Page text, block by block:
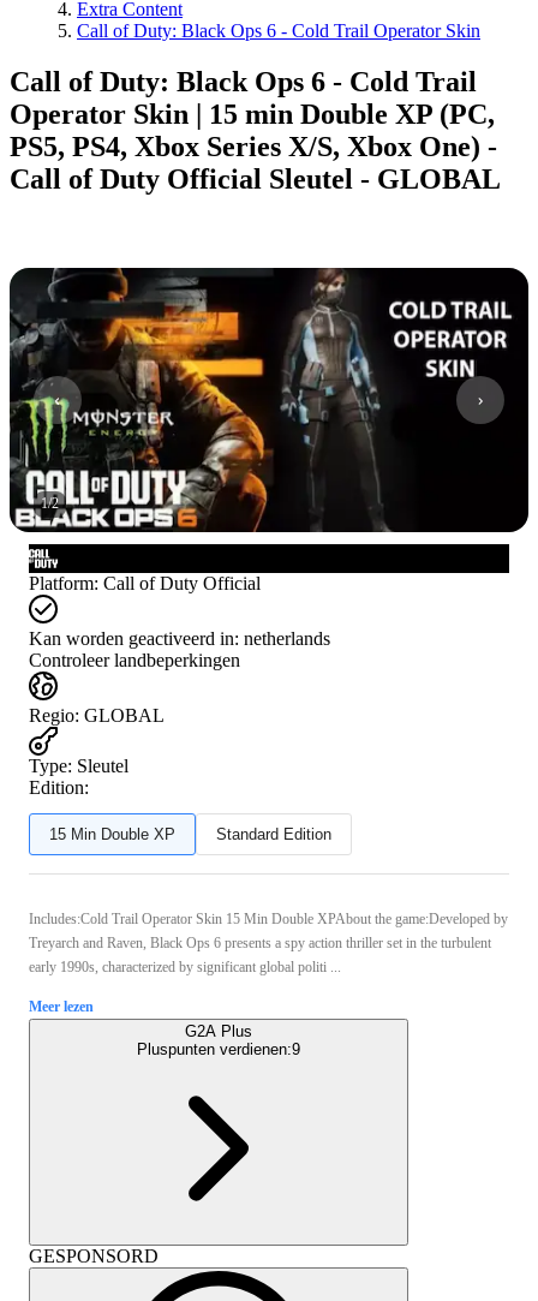
Extra Content
Call of Duty: Black Ops 6 - Cold Trail Operator Skin
Call of Duty: Black Ops 6 - Cold Trail
Operator Skin | 15 min Double XP (PC,
PS5, PS4, Xbox Series X/S, Xbox One) -
Call of Duty Official Sleutel - GLOBAL
1/2
Platform: Call of Duty Official
Kan worden geactiveerd in: netherlands
Controleer landbeperkingen
Regio: GLOBAL
Type: Sleutel
Edition:
15 Min Double XP Standard Edition
Includes:Cold Trail Operator Skin 15 Min Double XPAbout the game:Developed by
Treyarch and Raven, Black Ops 6 presents a spy action thriller set in the turbulent
early 1990s, characterized by significant global politi ...
Meer lezen
G2A Plus
Pluspunten verdienen:9
GESPONSORD